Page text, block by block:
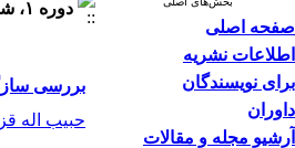
صفحه اصلی
اطلاعات نشریه
برای نویسندگان
داوران
آرشیو مجله و مقالات
دوره ۱، شماره ۴ - ( زمستان ۱۳۷۷ )
بررسی
حبیب اله